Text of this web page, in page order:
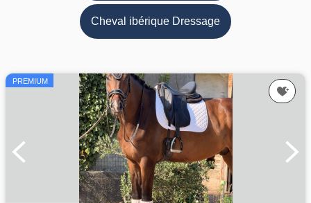
Cheval ibérique Dressage
PREMIUM